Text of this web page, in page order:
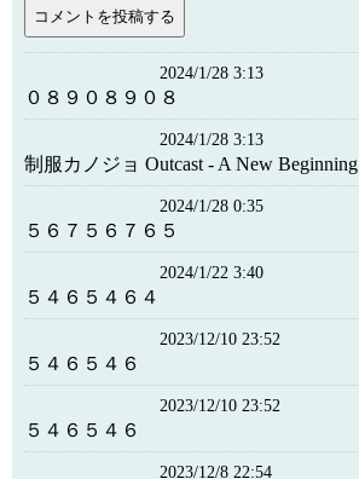
2024/1/28 3:13
０８９０８９０８
2024/1/28 3:13
制服カノジョ Outcast - A New Beginning
2024/1/28 0:35
５６７５６７６５
2024/1/22 3:40
５４６５４６４
2023/12/10 23:52
５４６５４６
2023/12/10 23:52
５４６５４６
2023/12/8 22:54